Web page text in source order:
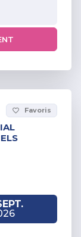
favorite_border Favoris